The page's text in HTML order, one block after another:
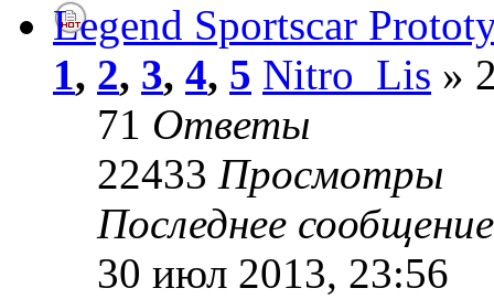
Legend Sportscar
1, 2, 3, 4, 5 Nitro_Lis »
71 Ответы
22433 Просмотры
Последнее
30 июл 2013, 23:56